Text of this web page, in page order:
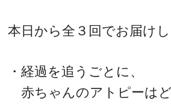
本日から全３回でお届けし
・経過を追うごとに、
赤ちゃんのアトピーは